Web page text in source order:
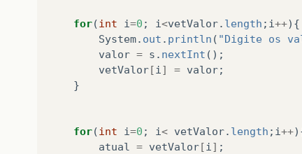
for(int i=0 ; i<vetValor. length ; i++){
System. out . println ( "Digite os
valor = s . nextInt ();
vetValor[i ] = valor;
}
for(int i=0 ; i< vetValor. length ; i++
atual
= vetValor[i ] ;